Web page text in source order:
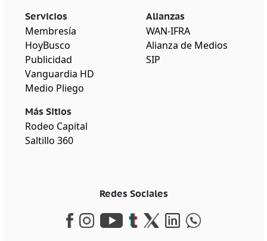
Servicios
Membresía
HoyBusco
Publicidad
Vanguardia HD
Medio Pliego
Más Sitios
Rodeo Capital
Saltillo 360
Alianzas
WAN-IFRA
Alianza de Medios
SIP
Redes Sociales